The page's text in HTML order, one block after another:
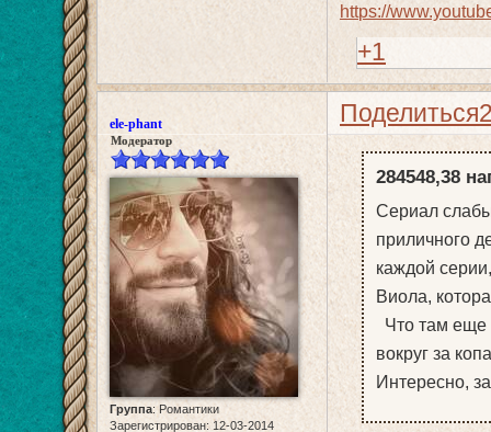
https://
+1
Поделиться
ele-phant
Модератор
Группа:Романтики
Зарегистрирован: 12-03-2014
284548,38
Сериал
приличного
каждой
Виола,
Что там еще
вокруг за
Интересно,